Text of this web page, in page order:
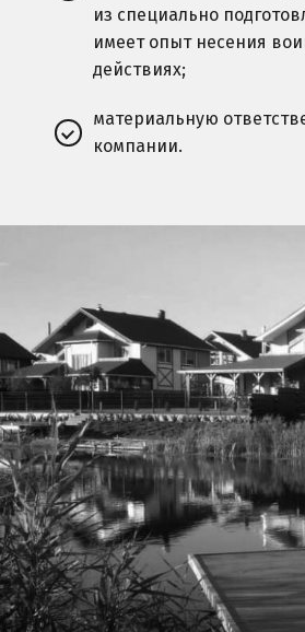
из специально
имеет опыт несения
действиях;
материальную
компании.